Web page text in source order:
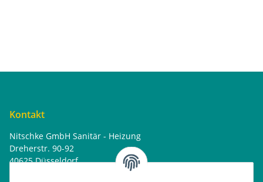
Kontakt
Nitschke GmbH Sanitär - Heizung
Dreherstr. 90-92
40625 Düsseldorf